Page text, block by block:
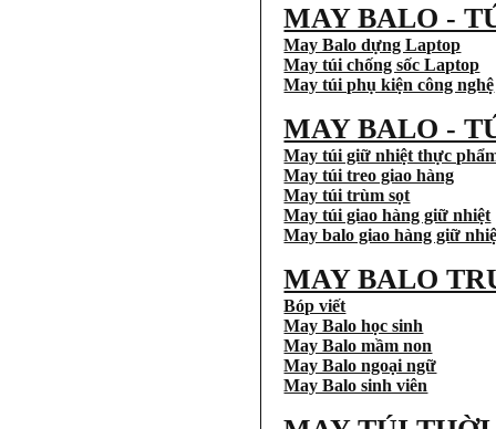
MAY BALO -
May Balo dựng Laptop
May túi chống sốc Laptop
May túi phụ kiện công nghệ
MAY BALO -
May túi giữ nhiệt thực
May túi treo giao hàng
May túi trùm sọt
May túi giao hàng giữ nhiệt
May balo giao hàng giữ
MAY BALO
Bóp viết
May Balo học sinh
May Balo mầm non
May Balo ngoại ngữ
May Balo sinh viên